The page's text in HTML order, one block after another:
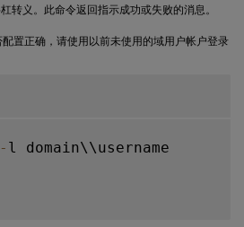
转义。此命令返回指示成功或失败的消息。
置正确，请使用以前未使用的域用户帐户登录
- l domain\\username